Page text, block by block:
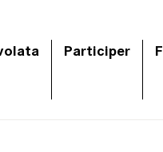
Participer